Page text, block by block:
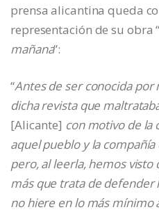
prensa alicantina queda
representación de su obra “
mañana”:
“Antes de ser conocida
dicha revista que
[Alicante] con motivo de la
aquel pueblo y la
pero, al leerla, hemos visto
más que trata de defender
no hiere en lo más mínimo